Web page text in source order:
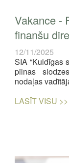
Vakance -
finanšu
12/11/2025
SIA “Kuldīgas
pilnas
nodaļas
LASĪT VISU >>